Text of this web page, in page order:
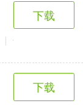
1.26 M
下载
下载